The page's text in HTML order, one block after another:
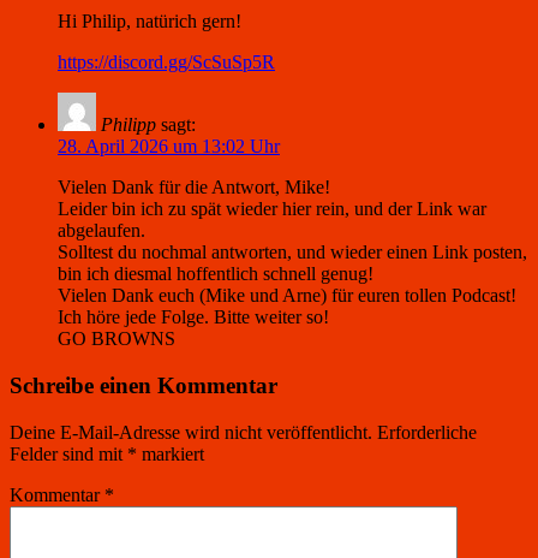
Hi Philip, natürich gern!
https://discord.gg/ScSuSp5R
Philipp sagt:
28. April 2026 um 13:02 Uhr
Vielen Dank für die Antwort, Mike!
Leider bin ich zu spät wieder hier rein, und der Link war
abgelaufen.
Solltest du nochmal antworten, und wieder einen Link posten,
bin ich diesmal hoffentlich schnell genug!
Vielen Dank euch (Mike und Arne) für euren tollen Podcast!
Ich höre jede Folge. Bitte weiter so!
GO BROWNS
Schreibe einen Kommentar
Deine E-Mail-Adresse wird nicht veröffentlicht. Erforderliche
Felder sind mit * markiert
Kommentar *